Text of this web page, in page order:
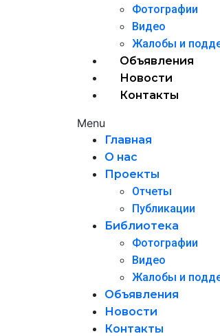
Фотографии
Видео
Жалобы и
Объявления
Новости
Контакты
Menu
Главная
О нас
Проекты
Отчеты
Публикации
Библиотека
Фотографии
Видео
Жалобы и
Объявления
Новости
Контакты